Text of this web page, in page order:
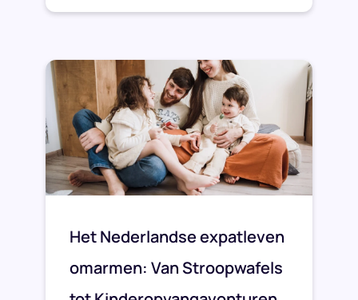
Het Nederlandse expatleven
omarmen: Van Stroopwafels